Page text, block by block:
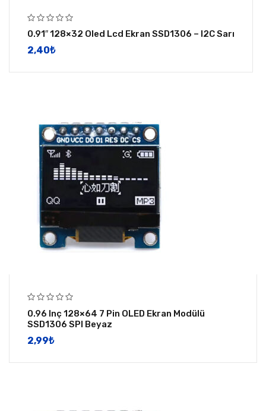
0.91″ 128×32 Oled Lcd Ekran SSD1306 – I2C Sarı
2,40​₺
0.96 Inç 128×64 7 Pin OLED Ekran Modülü
SSD1306 SPI Beyaz
2,99​₺